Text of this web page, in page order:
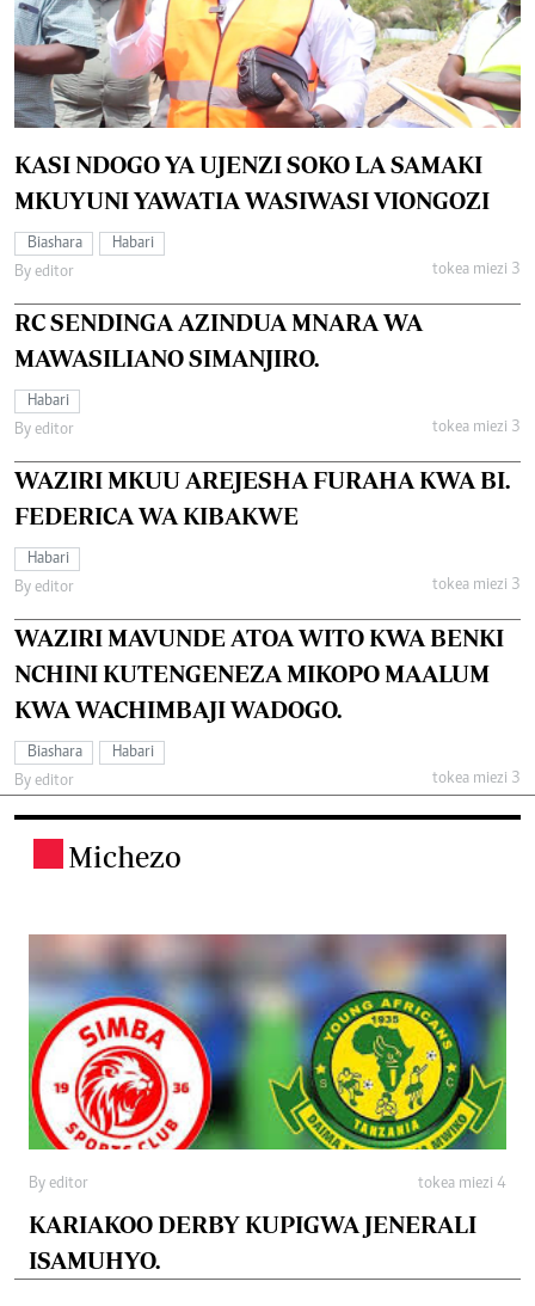
KASI NDOGO YA UJENZI SOKO LA SAMAKI
MKUYUNI YAWATIA WASIWASI VIONGOZI
Biashara
Habari
By editor
tokea miezi 3
RC SENDINGA AZINDUA MNARA WA
MAWASILIANO SIMANJIRO.
Habari
By editor
tokea miezi 3
WAZIRI MKUU AREJESHA FURAHA KWA BI.
FEDERICA WA KIBAKWE
Habari
By editor
tokea miezi 3
WAZIRI MAVUNDE ATOA WITO KWA BENKI
NCHINI KUTENGENEZA MIKOPO MAALUM
KWA WACHIMBAJI WADOGO.
Biashara
Habari
By editor
tokea miezi 3
Michezo
By editor tokea miezi 4
KARIAKOO DERBY KUPIGWA JENERALI
ISAMUHYO.